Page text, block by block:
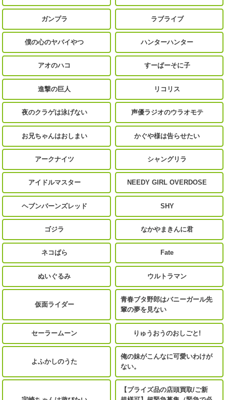
ガンプラ ラブライブ
僕の心のヤバイやつ ハンターハンター
アオのハコ すーぱーそに子
進撃の巨人 リコリス
夜のクラゲは泳げない 声優ラジオのウラオモテ
お兄ちゃんはおしまい かぐや様は告らせたい
アークナイツ シャングリラ
アイドルマスター NEEDY GIRL OVERDOSE
ヘブンバーンズレッド SHY
ゴジラ なかやまきんに君
ネコぱら Fate
ぬいぐるみ ウルトラマン
仮面ライダー
青春ブタ野郎はバニーガール先
輩の夢を見ない
セーラームーン りゅうおうのおしごと!
よふかしのうた
俺の妹がこんなに可愛いわけが
ない。
【プライズ品の店頭買取/ご新